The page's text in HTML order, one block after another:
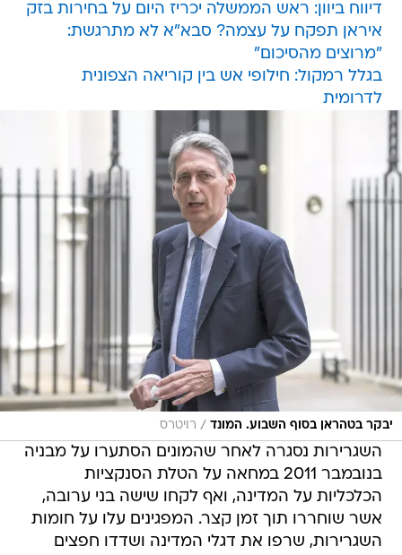
דיווח ביוון: ראש הממשלה יכריז היום על בחירות בזק
איראן תפקח על עצמה? סבא"א לא מתרגשת:
"מרוצים מהסיכום"
בגלל רמקול: חילופי אש בין קוריאה הצפונית
לדרומית
יבקר בטהראן בסוף השבוע. המונד / רויטרס
השגרירות נסגרה לאחר שהמונים הסתערו על מבניה
בנובמבר 2011 במחאה על הטלת הסנקציות
הכלכליות על המדינה, ואף לקחו שישה בני ערובה,
אשר שוחררו תוך זמן קצר. המפגינים עלו על חומות
השגרירות, שרפו את דגלי המדינה ושדדו חפצים